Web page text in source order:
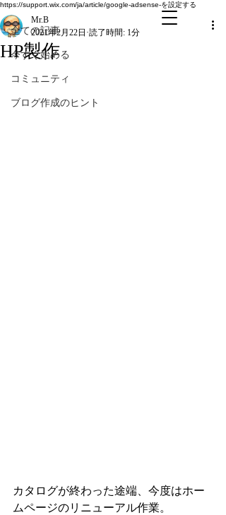
https://support.wix.com/ja/article/google-adsense-を設定する
全ての記事
今すぐ始める
コミュニティ
ブログ作成のヒント
HP製作
Mr.B
2021年2月22日 読了時間: 1分
カタログが終わった途端、今度はホー
ムページのリニューアル作業。